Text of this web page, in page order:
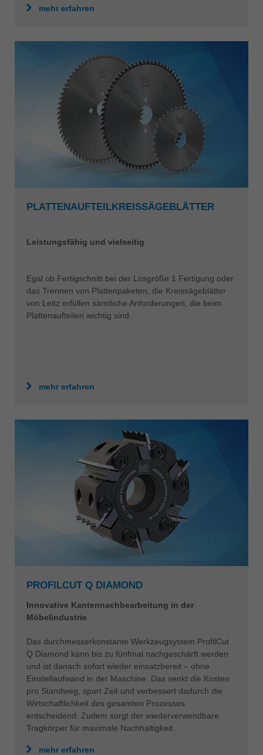
mehr erfahren
PLATTENAUFTEILKREISSÄGEBLÄTTER
Leistungsfähig und vielseitig
Egal ob Fertigschnitt bei der Losgröße 1 Fertigung oder
das Trennen von Plattenpaketen, die Kreissägeblätter
von Leitz erfüllen sämtliche Anforderungen, die beim
Plattenaufteilen wichtig sind.
mehr erfahren
PROFILCUT Q DIAMOND
Innovative Kantennachbearbeitung in der
Möbelindustrie
Das durchmesserkonstante Werkzeugsystem ProfilCut
Q Diamond kann bis zu fünfmal nachgeschärft werden
und ist danach sofort wieder einsatzbereit – ohne
Einstellaufwand in der Maschine. Das senkt die Kosten
pro Standweg, spart Zeit und verbessert dadurch die
Wirtschaftlichkeit des gesamten Prozesses
entscheidend. Zudem sorgt der wiederverwendbare
Tragkörper für maximale Nachhaltigkeit.
mehr erfahren